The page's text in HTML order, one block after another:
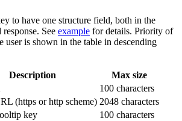
to have one structure field, both in the
response. See example for details. Priority of
user is shown in the table in descending
Description
Max size
100 characters
(https or http scheme) 2048 characters
key
100 characters